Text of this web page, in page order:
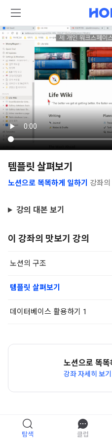
템플릿 살펴보기
노션으로 똑똑하게 일하기 강좌
강의 대본 보기
이 강좌의 맛보기 강의
노션의 구조
템플릿 살펴보기
데이터베이스 활용하기 1
노션으로 똑똑
강좌 자세히 보기
탐색 클럽